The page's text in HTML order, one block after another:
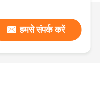
हमसे संपर्क करें